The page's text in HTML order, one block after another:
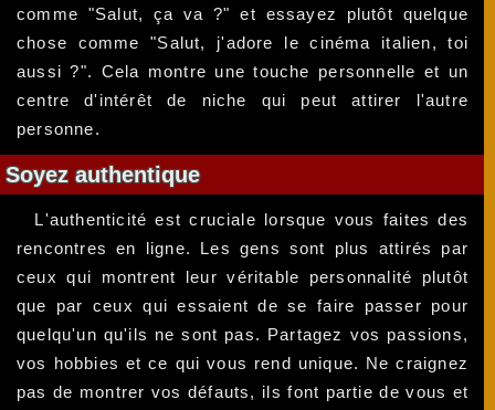
comme "Salut, ça va ?" et essayez plutôt quelque
chose comme "Salut, j'adore le cinéma italien, toi
aussi ?". Cela montre une touche personnelle et un
centre d'intérêt de niche qui peut attirer l'autre
personne.
Soyez authentique
L'authenticité est cruciale lorsque vous faites des
rencontres en ligne. Les gens sont plus attirés par
ceux qui montrent leur véritable personnalité plutôt
que par ceux qui essaient de se faire passer pour
quelqu'un qu'ils ne sont pas. Partagez vos passions,
vos hobbies et ce qui vous rend unique. Ne craignez
pas de montrer vos défauts, ils font partie de vous et